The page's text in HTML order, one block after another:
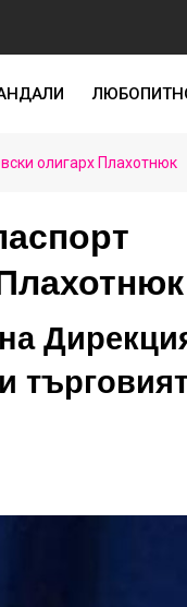
олигарх Плахотнюк